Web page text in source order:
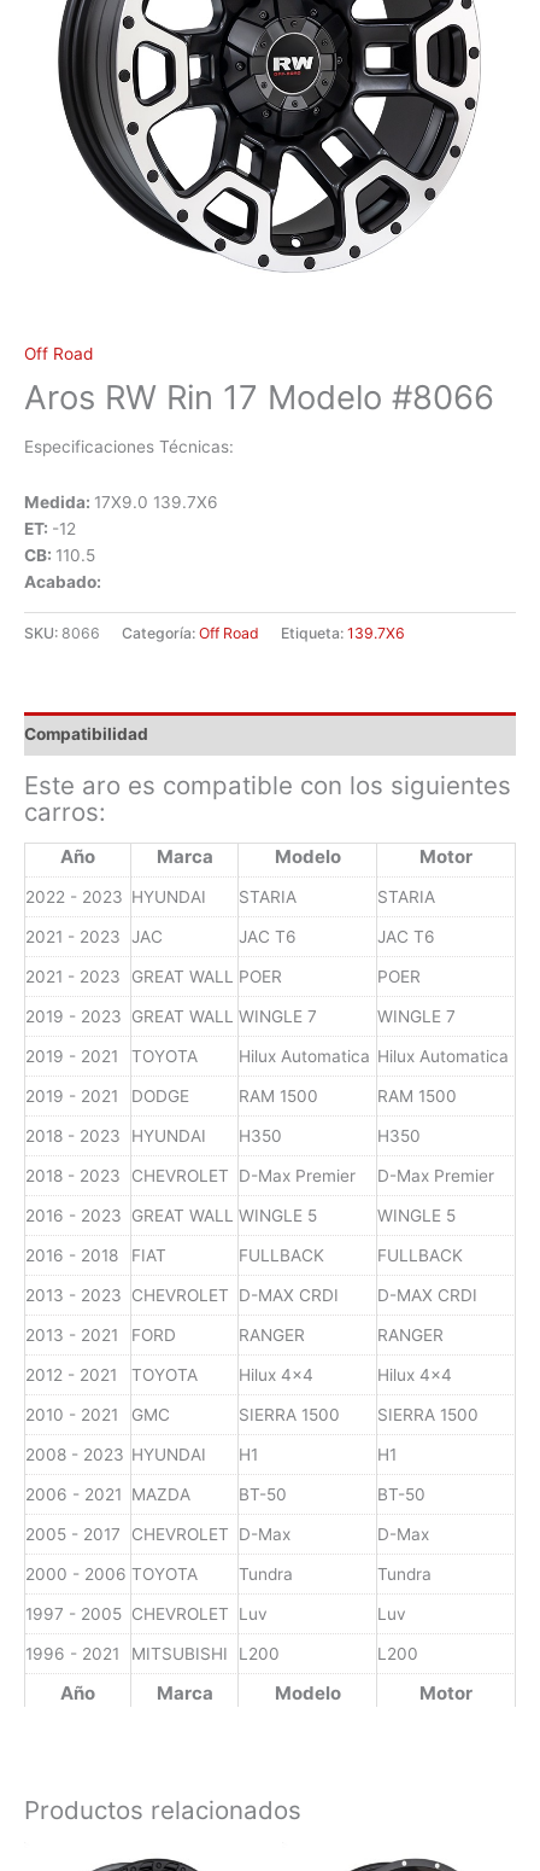
Off Road
Aros RW Rin 17 Modelo #8066
Especificaciones Técnicas:
Medida: 17X9.0 139.7X6
ET: -12
CB: 110.5
Acabado:
SKU: 8066 Categoría: Off Road Etiqueta: 139.7X6
Compatibilidad
Este aro es compatible con los siguientes
carros:
Año Marca Modelo Motor
Año Marca Modelo Motor
2022 - 2023 HYUNDAI STARIA STARIA
2021 - 2023 JAC JAC T6 JAC T6
2021 - 2023 GREAT WALL POER POER
2019 - 2023 GREAT WALL WINGLE 7 WINGLE 7
2019 - 2021 TOYOTA Hilux Automatica Hilux Automatica
2019 - 2021 DODGE RAM 1500 RAM 1500
2018 - 2023 HYUNDAI H350 H350
2018 - 2023 CHEVROLET D-Max Premier D-Max Premier
2016 - 2023 GREAT WALL WINGLE 5 WINGLE 5
2016 - 2018 FIAT FULLBACK FULLBACK
2013 - 2023 CHEVROLET D-MAX CRDI D-MAX CRDI
2013 - 2021 FORD RANGER RANGER
2012 - 2021 TOYOTA Hilux 4x4 Hilux 4x4
2010 - 2021 GMC SIERRA 1500 SIERRA 1500
2008 - 2023 HYUNDAI H1 H1
2006 - 2021 MAZDA BT-50 BT-50
2005 - 2017 CHEVROLET D-Max D-Max
2000 - 2006 TOYOTA Tundra Tundra
1997 - 2005 CHEVROLET Luv Luv
1996 - 2021 MITSUBISHI L200 L200
Productos relacionados